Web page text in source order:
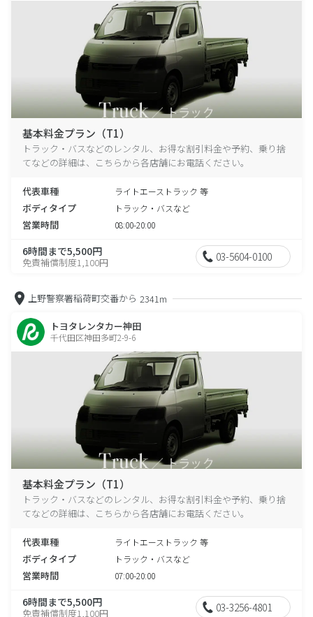
基本料金プラン（T1）
トラック・バスなどのレンタル、お得な割引料金や予約、乗り捨
てなどの詳細は、こちらから各店舗にお電話ください。
代表車種 ライトエーストラック 等
ボディタイプ トラック・バスなど
営業時間 08:00-20:00
6時間まで5,500円
免責補償制度1,100円 03-5604-0100
上野警察署稲荷町交番から 2341m
トヨタレンタカー神田
千代田区神田多町2-9-6
基本料金プラン（T1）
トラック・バスなどのレンタル、お得な割引料金や予約、乗り捨
てなどの詳細は、こちらから各店舗にお電話ください。
代表車種 ライトエーストラック 等
ボディタイプ トラック・バスなど
営業時間 07:00-20:00
6時間まで5,500円
免責補償制度1,100円 03-3256-4801